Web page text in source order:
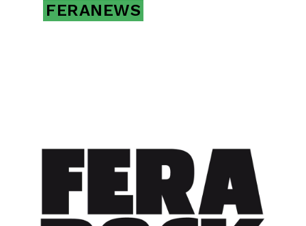
FERANEWS